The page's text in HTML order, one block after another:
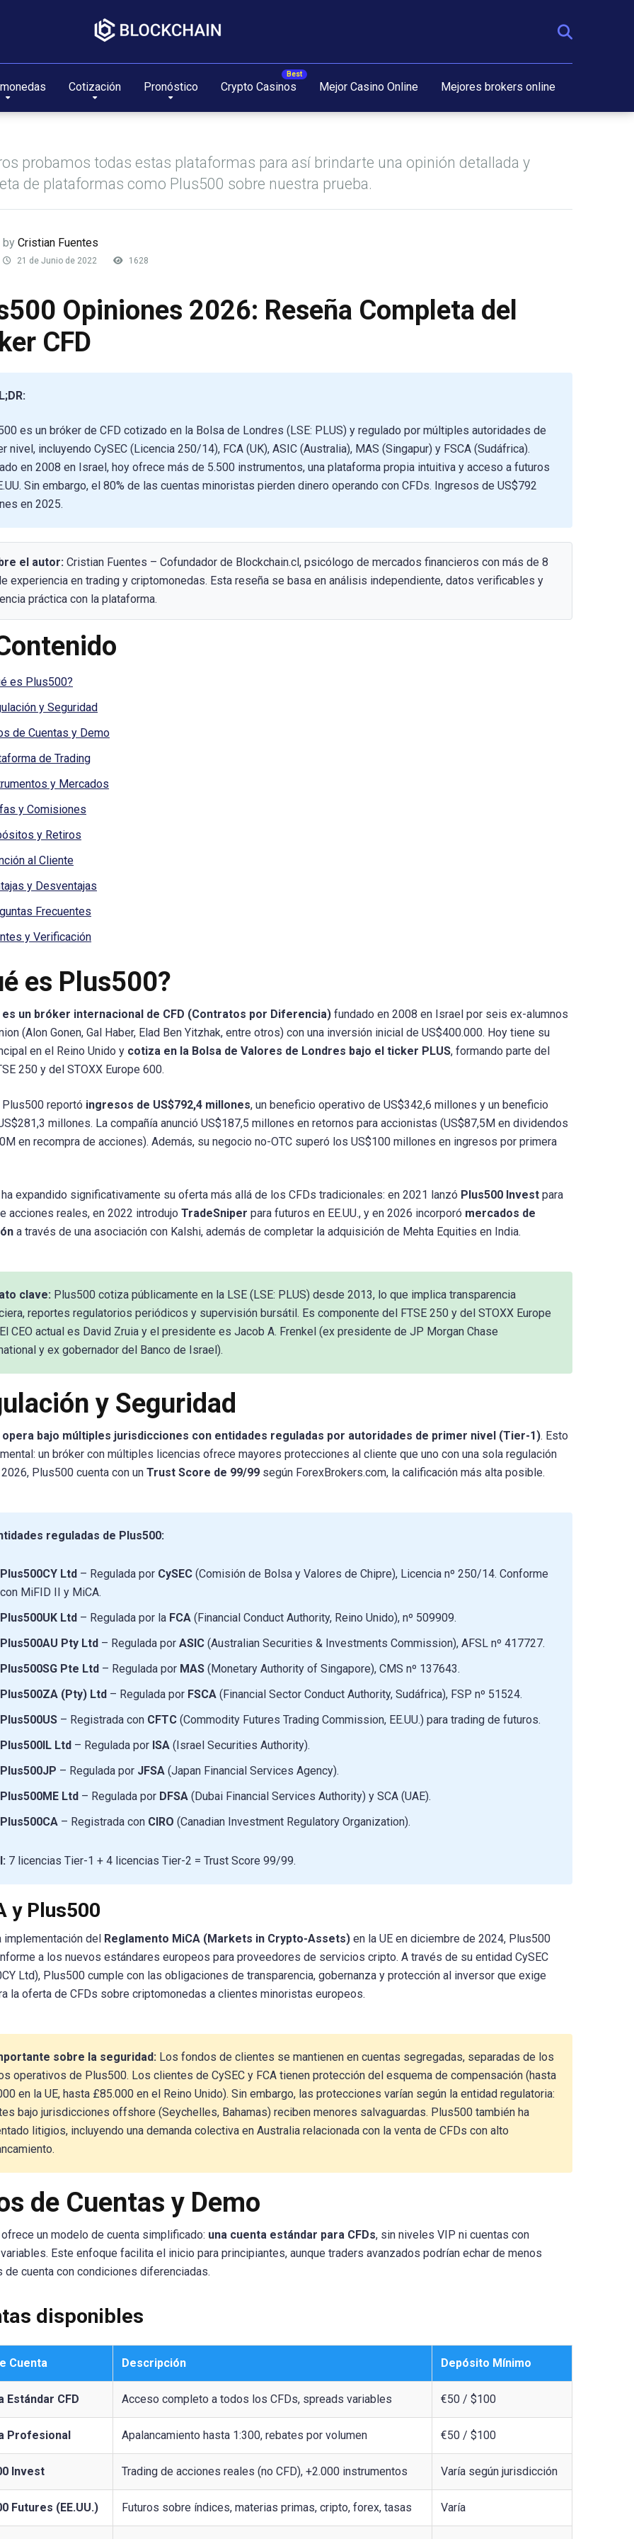
Cotización Pronóstico Crypto Casinos Mejor Casino Online Mejores brokers online
probamos todas estas plataformas para así brindarte una opinión detallada y
de plataformas como Plus500 sobre nuestra prueba.
by Cristian Fuentes
21 de Junio de 2022 1628
Opiniones 2026: Reseña Completa del
CFD
es un bróker de CFD cotizado en la Bolsa de Londres (LSE: PLUS) y regulado por múltiples autoridades de
nivel, incluyendo CySEC (Licencia 250/14), FCA (UK), ASIC (Australia), MAS (Singapur) y FSCA (Sudáfrica).
en 2008 en Israel, hoy ofrece más de 5.500 instrumentos, una plataforma propia intuitiva y acceso a futuros
Sin embargo, el 80% de las cuentas minoristas pierden dinero operando con CFDs. Ingresos de US$792
en 2025.
el autor: Cristian Fuentes – Cofundador de Blockchain.cl, psicólogo de mercados financieros con más de 8
experiencia en trading y criptomonedas. Esta reseña se basa en análisis independiente, datos verificables y
práctica con la plataforma.
es Plus500?
y Seguridad
de Cuentas y Demo
de Trading
y Mercados
y Comisiones
y Retiros
al Cliente
y Desventajas
Frecuentes
y Verificación
es Plus500?
es un bróker internacional de CFD (Contratos por Diferencia) fundado en 2008 en Israel por seis ex-alumnos
(Alon Gonen, Gal Haber, Elad Ben Yitzhak, entre otros) con una inversión inicial de US$400.000. Hoy tiene su
en el Reino Unido y cotiza en la Bolsa de Valores de Londres bajo el ticker PLUS, formando parte del
250 y del STOXX Europe 600.
Plus500 reportó ingresos de US$792,4 millones, un beneficio operativo de US$342,6 millones y un beneficio
millones. La compañía anunció US$187,5 millones en retornos para accionistas (US$87,5M en dividendos
en recompra de acciones). Además, su negocio no-OTC superó los US$100 millones en ingresos por primera
expandido significativamente su oferta más allá de los CFDs tradicionales: en 2021 lanzó Plus500 Invest para
acciones reales, en 2022 introdujo TradeSniper para futuros en EE.UU., y en 2026 incorporó mercados de
a través de una asociación con Kalshi, además de completar la adquisición de Mehta Equities en India.
clave: Plus500 cotiza públicamente en la LSE (LSE: PLUS) desde 2013, lo que implica transparencia
reportes regulatorios periódicos y supervisión bursátil. Es componente del FTSE 250 y del STOXX Europe
CEO actual es David Zruia y el presidente es Jacob A. Frenkel (ex presidente de JP Morgan Chase
y ex gobernador del Banco de Israel).
y Seguridad
opera bajo múltiples jurisdicciones con entidades reguladas por autoridades de primer nivel (Tier-1). Esto
un bróker con múltiples licencias ofrece mayores protecciones al cliente que uno con una sola regulación
Plus500 cuenta con un Trust Score de 99/99 según ForexBrokers.com, la calificación más alta posible.
reguladas de Plus500:
Plus500CY Ltd – Regulada por CySEC (Comisión de Bolsa y Valores de Chipre), Licencia nº 250/14. Conforme
con MiFID II y MiCA.
Plus500UK Ltd – Regulada por la FCA (Financial Conduct Authority, Reino Unido), nº 509909.
Plus500AU Pty Ltd – Regulada por ASIC (Australian Securities & Investments Commission), AFSL nº 417727.
Plus500SG Pte Ltd – Regulada por MAS (Monetary Authority of Singapore), CMS nº 137643.
Plus500ZA (Pty) Ltd – Regulada por FSCA (Financial Sector Conduct Authority, Sudáfrica), FSP nº 51524.
Plus500US – Registrada con CFTC (Commodity Futures Trading Commission, EE.UU.) para trading de futuros.
Plus500IL Ltd – Regulada por ISA (Israel Securities Authority).
Plus500JP – Regulada por JFSA (Japan Financial Services Agency).
Plus500ME Ltd – Regulada por DFSA (Dubai Financial Services Authority) y SCA (UAE).
Plus500CA – Registrada con CIRO (Canadian Investment Regulatory Organization).
7 licencias Tier-1 + 4 licencias Tier-2 = Trust Score 99/99.
y Plus500
implementación del Reglamento MiCA (Markets in Crypto-Assets) en la UE en diciembre de 2024, Plus500
a los nuevos estándares europeos para proveedores de servicios cripto. A través de su entidad CySEC
Ltd), Plus500 cumple con las obligaciones de transparencia, gobernanza y protección al inversor que exige
la oferta de CFDs sobre criptomonedas a clientes minoristas europeos.
sobre la seguridad: Los fondos de clientes se mantienen en cuentas segregadas, separadas de los
operativos de Plus500. Los clientes de CySEC y FCA tienen protección del esquema de compensación (hasta
en la UE, hasta £85.000 en el Reino Unido). Sin embargo, las protecciones varían según la entidad regulatoria:
bajo jurisdicciones offshore (Seychelles, Bahamas) reciben menores salvaguardas. Plus500 también ha
litigios, incluyendo una demanda colectiva en Australia relacionada con la venta de CFDs con alto
de Cuentas y Demo
un modelo de cuenta simplificado: una cuenta estándar para CFDs, sin niveles VIP ni cuentas con
Este enfoque facilita el inicio para principiantes, aunque traders avanzados podrían echar de menos
de cuenta con condiciones diferenciadas.
disponibles
Cuenta Descripción Depósito Mínimo
Estándar CFD Acceso completo a todos los CFDs, spreads variables €50 / $100
Profesional Apalancamiento hasta 1:300, rebates por volumen €50 / $100
Invest Trading de acciones reales (no CFD), +2.000 instrumentos Varía según jurisdicción
Futures (EE.UU.) Futuros sobre índices, materias primas, cripto, forex, tasas Varía